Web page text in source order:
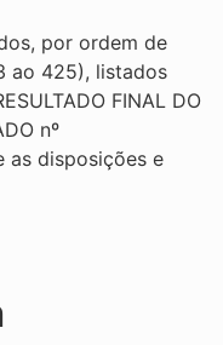
por ordem de
ao 425), listados
FINAL DO
nº
as disposições e